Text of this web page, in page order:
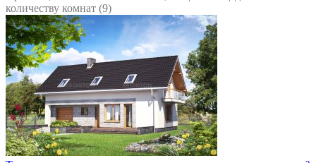
количеству комнат (9)